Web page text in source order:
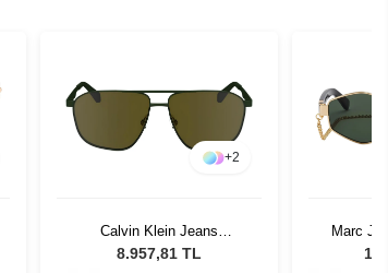
+2
Calvin Klein Jeans
24202SN-309 Khaki Erkek
8.957,81 TL
Marc
PEFMT